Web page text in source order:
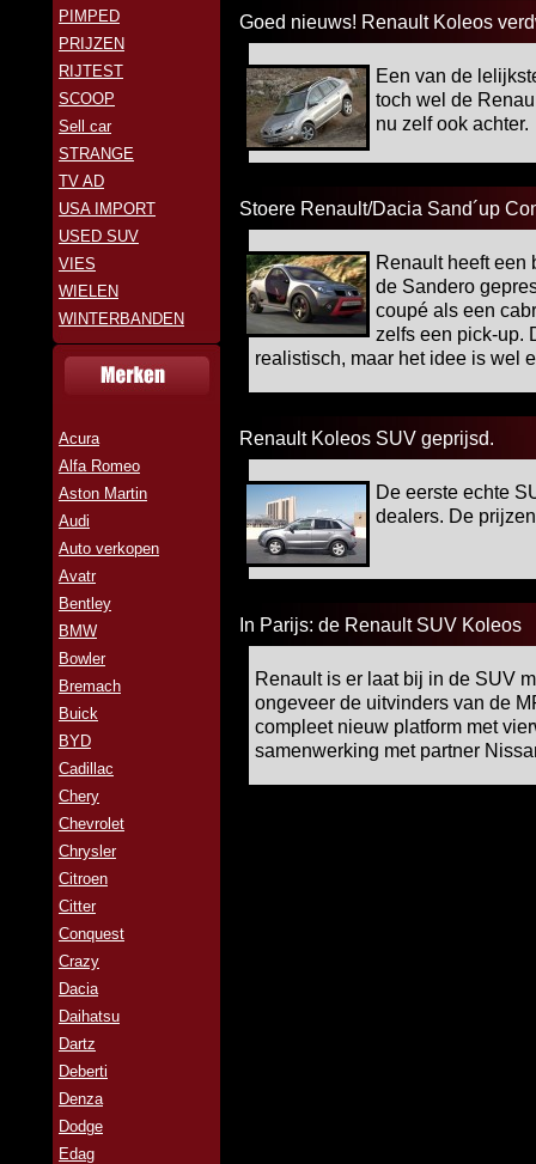
PIMPED
PRIJZEN
RIJTEST
SCOOP
Sell car
STRANGE
TV AD
USA IMPORT
USED SUV
VIES
WIELEN
WINTERBANDEN
Acura
Alfa Romeo
Aston Martin
Audi
Auto verkopen
Avatr
Bentley
BMW
Bowler
Bremach
Buick
BYD
Cadillac
Chery
Chevrolet
Chrysler
Citroen
Citter
Conquest
Crazy
Dacia
Daihatsu
Dartz
Deberti
Denza
Dodge
Edag
Goed nieuws! Renault Koleos
Een van de
toch wel de
nu zelf ook achter.
Stoere Renault/Dacia Sand´up
Renault heeft een
de Sandero
coupé als een
zelfs een pick-up.
realistisch, maar het idee is wel
Renault Koleos SUV geprijsd.
De eerste echte
dealers. De
In Parijs: de Renault SUV Koleos
Renault is er laat bij in de SUV
ongeveer de uitvinders van de
compleet nieuw platform met
samenwerking met partner